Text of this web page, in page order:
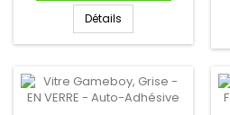
Détails